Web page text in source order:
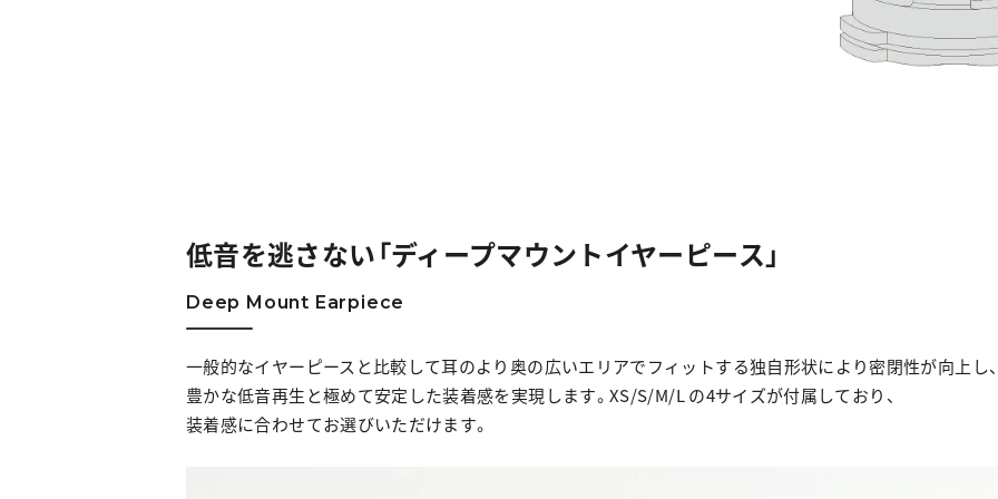
低音を逃さない「ディープマウントイヤーピース」
Deep Mount Earpiece
一般的なイヤーピースと比較して耳のより奥の広いエリアでフィットする独自形状により密閉性が向上し、
豊かな低音再生と極めて安定した装着感を実現します。XS/S/M/L の4サイズが付属しており、
装着感に合わせてお選びいただけます。